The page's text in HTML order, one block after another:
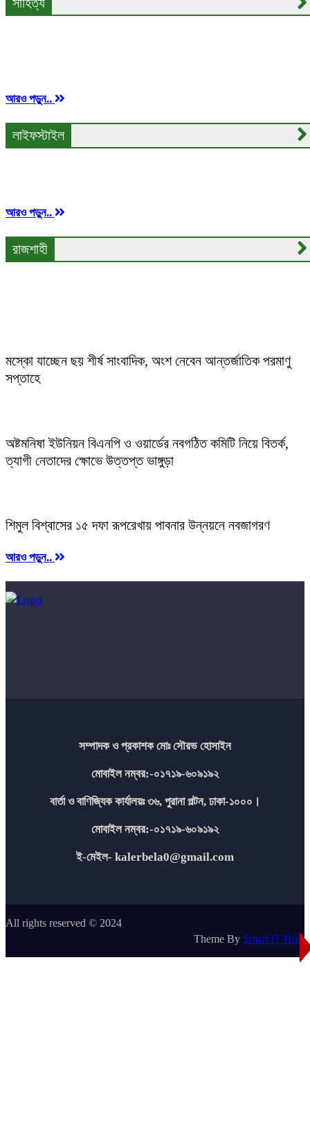
আরও পড়ুন..
লাইফস্টাইল
আরও পড়ুন..
রাজশাহী
মস্কো যাচ্ছেন ছয় শীর্ষ সাংবাদিক, অংশ নেবেন আন্তর্জাতিক পরমাণু
সপ্তাহে
অষ্টমনিষা ইউনিয়ন বিএনপি ও ওয়ার্ডের নবগঠিত কমিটি নিয়ে বিতর্ক,
ত্যাগী নেতাদের ক্ষোভে উত্তপ্ত ভাঙ্গুড়া
শিমুল বিশ্বাসের ১৫ দফা রূপরেখায় পাবনার উন্নয়নে নবজাগরণ
আরও পড়ুন..
সম্পাদক ও প্রকাশক মোঃ সৌরভ হোসাইন
মোবাইল নম্বর:-০১৭১৯-৬০৯১৯২
বার্তা ও বাণিজ্যিক কার্যালয়ঃ ৩৬, পুরানা পল্টন, ঢাকা-১০০০।
মোবাইল নম্বর:-০১৭১৯-৬০৯১৯২
ই-মেইল- kalerbela0@gmail.com
All rights reserved © 2024
Theme By Smart iT Host